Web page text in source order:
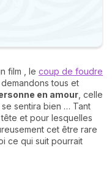
film , le coup de foudre
tous et
en amour , celle
sentira bien … Tant
et pour lesquelles
cet être rare
ce qui suit pourrait